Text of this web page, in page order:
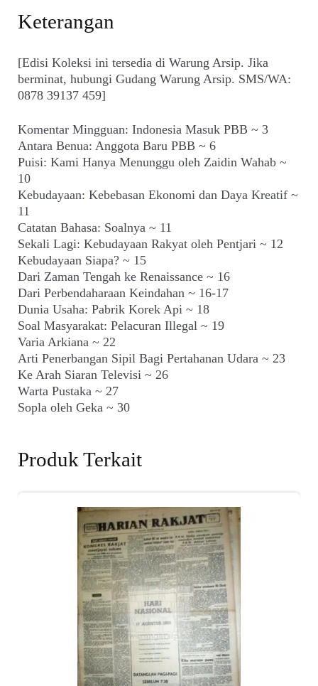
Keterangan
[Edisi Koleksi ini tersedia di Warung Arsip. Jika
berminat, hubungi Gudang Warung Arsip. SMS/WA:
0878 39137 459]
Komentar Mingguan: Indonesia Masuk PBB ~ 3
Antara Benua: Anggota Baru PBB ~ 6
Puisi: Kami Hanya Menunggu oleh Zaidin Wahab ~
10
Kebudayaan: Kebebasan Ekonomi dan Daya Kreatif ~
11
Catatan Bahasa: Soalnya ~ 11
Sekali Lagi: Kebudayaan Rakyat oleh Pentjari ~ 12
Kebudayaan Siapa? ~ 15
Dari Zaman Tengah ke Renaissance ~ 16
Dari Perbendaharaan Keindahan ~ 16-17
Dunia Usaha: Pabrik Korek Api ~ 18
Soal Masyarakat: Pelacuran Illegal ~ 19
Varia Arkiana ~ 22
Arti Penerbangan Sipil Bagi Pertahanan Udara ~ 23
Ke Arah Siaran Televisi ~ 26
Warta Pustaka ~ 27
Sopla oleh Geka ~ 30
Produk Terkait